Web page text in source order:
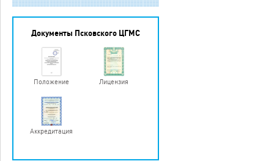
Документы Псковского ЦГМС
Положение Лицензия
Аккредитация